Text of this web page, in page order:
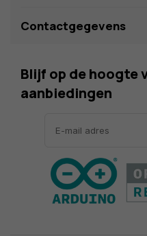
Contactgegevens
Blijf op de hoogte
aanbiedingen